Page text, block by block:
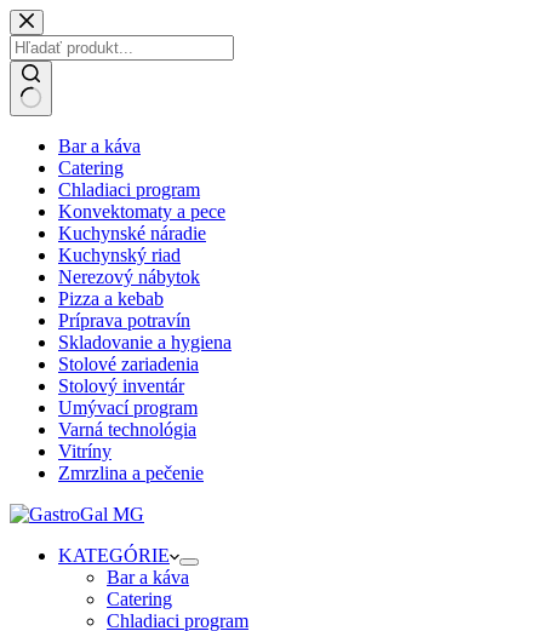
Skip
to
content
results Bar a káva
Catering
Chladiaci program
Konvektomaty a pece
Kuchynské náradie
Kuchynský riad
Nerezový nábytok
Pizza a kebab
Príprava potravín
Skladovanie a hygiena
Stolové zariadenia
Stolový inventár
Umývací program
Varná technológia
Vitríny
Zmrzlina a pečenie
KATEGÓRIE
Bar a káva
Catering
Chladiaci program